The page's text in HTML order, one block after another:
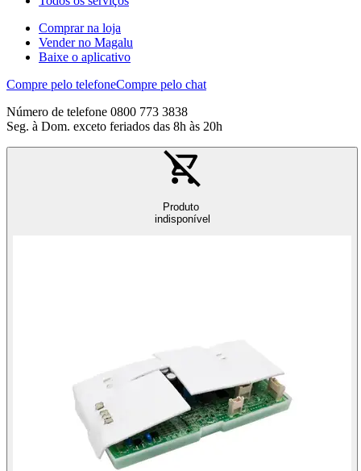
Comprar na loja
Vender no Magalu
Baixe o aplicativo
Compre pelo telefoneCompre pelo chat
Número de telefone 0800 773 3838
Seg. à Dom. exceto feriados das 8h às 20h
Produto
indisponível